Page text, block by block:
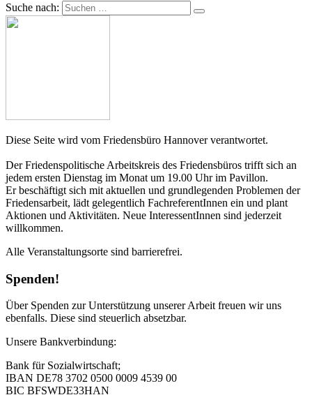
Suche nach:
Diese Seite wird vom Friedensbüro Hannover verantwortet.
Der Friedenspolitische Arbeitskreis des Friedensbüros trifft sich an
jedem ersten Dienstag im Monat um 19.00 Uhr im Pavillon.
Er beschäftigt sich mit aktuellen und grundlegenden Problemen der
Friedensarbeit, lädt gelegentlich FachreferentInnen ein und plant
Aktionen und Aktivitäten. Neue InteressentInnen sind jederzeit
willkommen.
Alle Veranstaltungsorte sind barrierefrei.
Spenden!
Über Spenden zur Unterstützung unserer Arbeit freuen wir uns
ebenfalls. Diese sind steuerlich absetzbar.
Unsere Bankverbindung:
Bank für Sozialwirtschaft;
IBAN DE78 3702 0500 0009 4539 00
BIC BFSWDE33HAN